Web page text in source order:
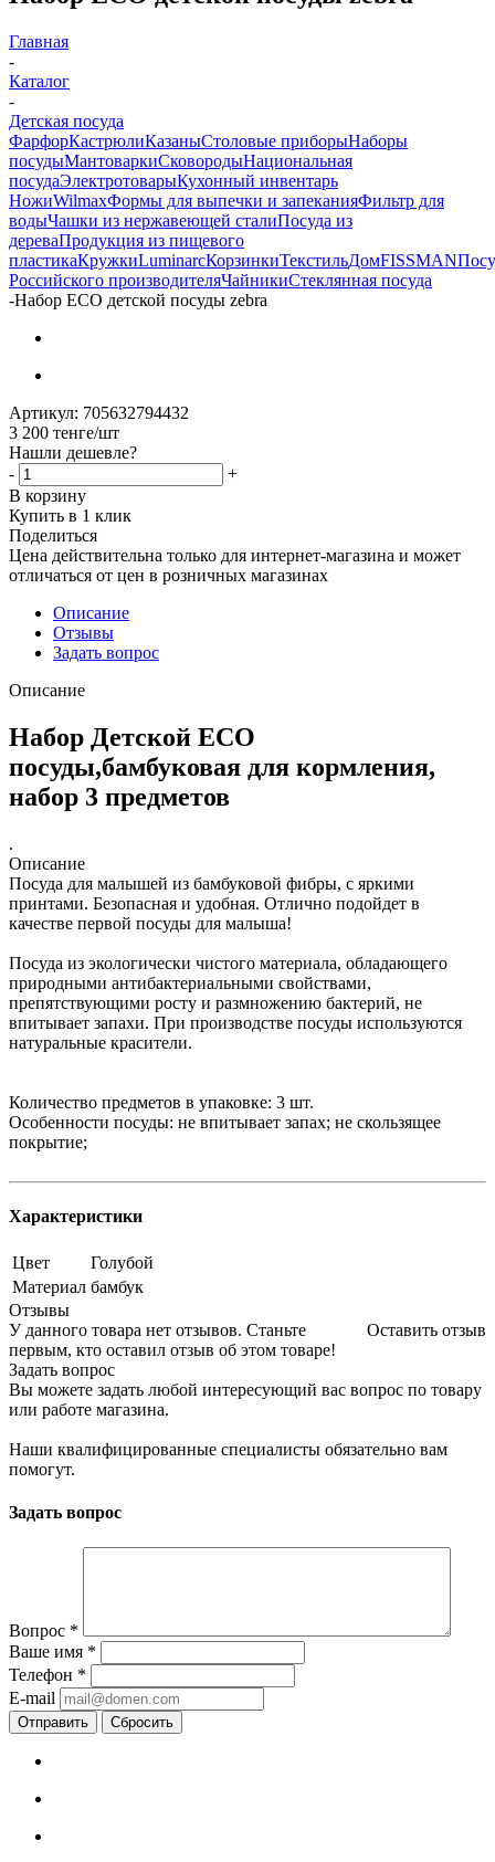
Главная
-
Каталог
-
Детская посуда
ФарфорКастрюлиКазаныСтоловые приборыНаборы
посудыМантоваркиСковородыНациональная
посудаЭлектротоварыКухонный инвентарь
НожиWilmaxФормы для выпечки и запеканияФильтр для
водыЧашки из нержавеющей сталиПосуда из
дереваПродукция из пищевого
пластикаКружкиLuminarcКорзинкиТекстильДомFISSMAN
Российского производителяЧайникиСтеклянная посуда
-Набор ECO детской посуды zebra
Артикул: 705632794432
3 200 тенге/шт
Нашли дешевле?
-
+
В корзину
Купить в 1 клик
Поделиться
Цена действительна только для интернет-магазина и может
отличаться от цен в розничных магазинах
Описание
Отзывы
Задать вопрос
Описание
Набор Детской ECO
посуды,бамбуковая для кормления,
набор 3 предметов
.
Описание
Посуда для малышей из бамбуковой фибры, с яркими
принтами. Безопасная и удобная. Отлично подойдет в
качестве первой посуды для малыша!
Посуда из экологически чистого материала, обладающего
природными антибактериальными свойствами,
препятствующими росту и размножению бактерий, не
впитывает запахи. При производстве посуды используются
натуральные красители.
Количество предметов в упаковке: 3 шт.
Особенности посуды: не впитывает запах; не скользящее
покрытие;
Характеристики
Цвет
Голубой
Материал бамбук
Отзывы
Оставить отзыв
У данного товара нет отзывов. Станьте
первым, кто оставил отзыв об этом товаре!
Задать вопрос
Вы можете задать любой интересующий вас вопрос по товару
или работе магазина.
Наши квалифицированные специалисты обязательно вам
помогут.
Задать вопрос
Вопрос *
Ваше имя *
Телефон *
E-mail
Сбросить